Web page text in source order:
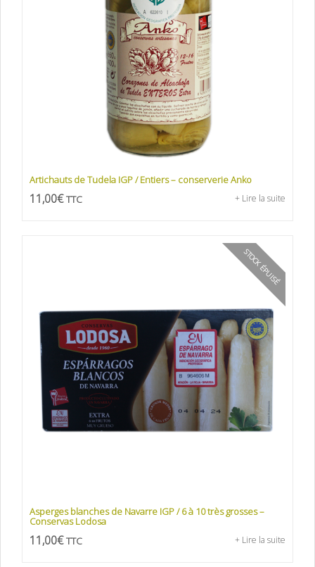
Artichauts de Tudela IGP / Entiers – conserverie Anko
11,00€ TTC + Lire la suite
STOCK ÉPUISÉ
Asperges blanches de Navarre IGP / 6 à 10 très grosses –
Conservas Lodosa
11,00€ TTC + Lire la suite